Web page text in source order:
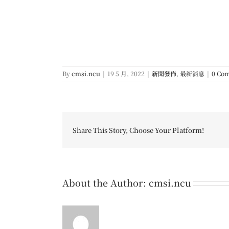
Bycmsi.ncu | 19 5 月, 2022 | 新聞發佈, 最新消息 | 0
Share This Story, Choose Your Platform!
About the Author: cmsi.ncu